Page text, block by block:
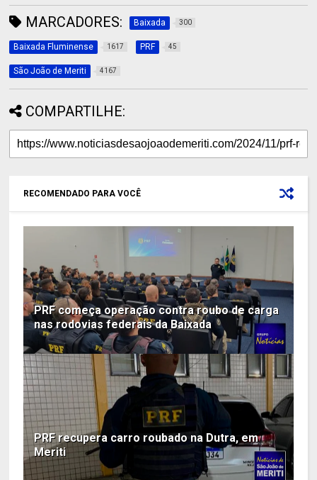
MARCADORES: Baixada 300
Baixada Fluminense 1617 PRF 45
São João de Meriti 4167
COMPARTILHE:
RECOMENDADO PARA VOCÊ
PRF começa operação contra roubo de carga
nas rodovias federais da Baixada
PRF recupera carro roubado na Dutra, em
Meriti